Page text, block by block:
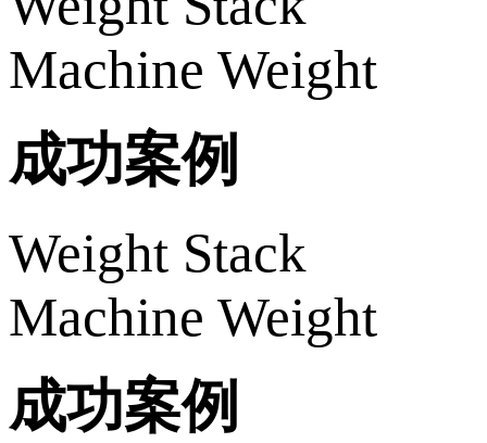
Machine Weight
成功案例
Weight Stack
Machine Weight
成功案例